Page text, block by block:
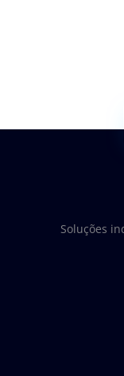
Soluções